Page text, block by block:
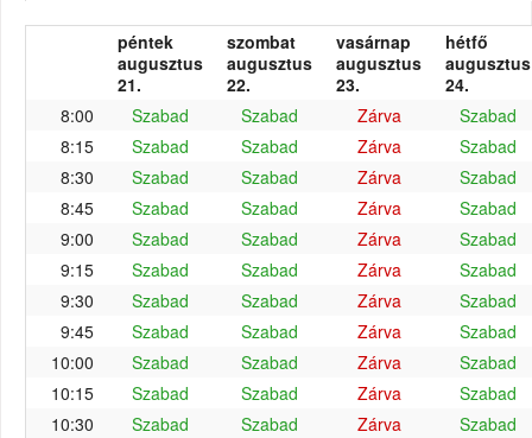
péntek
augusztus
21.
szombat
augusztus
22.
vasárnap
augusztus
23.
hétfő
augusztus
24.
8:00
Szabad Szabad Zárva
Szabad
8:15
Szabad Szabad Zárva
Szabad
8:30
Szabad Szabad Zárva
Szabad
8:45
Szabad Szabad Zárva
Szabad
9:00
Szabad Szabad Zárva
Szabad
9:15
Szabad Szabad Zárva
Szabad
9:30
Szabad Szabad Zárva
Szabad
9:45
Szabad Szabad Zárva
Szabad
10:00
Szabad Szabad Zárva
Szabad
10:15
Szabad Szabad Zárva
Szabad
10:30
Szabad Szabad Zárva
Szabad